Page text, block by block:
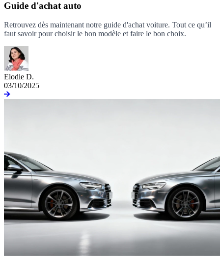
Guide d'achat auto
Retrouvez dès maintenant notre guide d'achat voiture. Tout ce qu’il
faut savoir pour choisir le bon modèle et faire le bon choix.
Elodie D.
03/10/2025